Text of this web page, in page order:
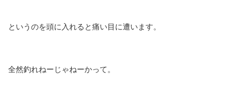
というのを頭に入れると痛い目に遭います。
全然釣れねーじゃねーかって。